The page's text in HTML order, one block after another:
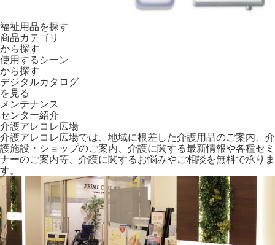
福祉用品を探す
商品カテゴリ
から探す
使用するシーン
から探す
デジタルカタログ
を見る
メンテナンス
センター紹介
介護アレコレ広場
介護アレコレ広場では、地域に根差した介護用品のご案内、 介
護施設・ショップのご案内、介護に関する最新情報や各種セミ
ナーのご案内等、 介護に関するお悩みやご相談を無料で承りま
す。